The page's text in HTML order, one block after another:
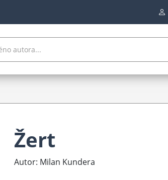
Žert
Autor: Milan Kundera